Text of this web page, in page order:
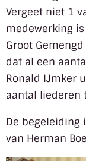
Vergeet niet 1
medewerking
Groot
dat al een
Ronald IJmker
aantal liederen
De begeleiding
van Herman